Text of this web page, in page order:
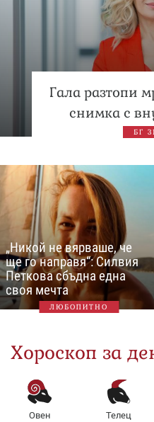
Гала разтопи
снимка с
БГ
„Никой не вярваше, че
ще го направя“: Силвия
Петкова сбъдна една
своя мечта
ЛЮБОПИТНО
Хороскоп за
Овен Телец